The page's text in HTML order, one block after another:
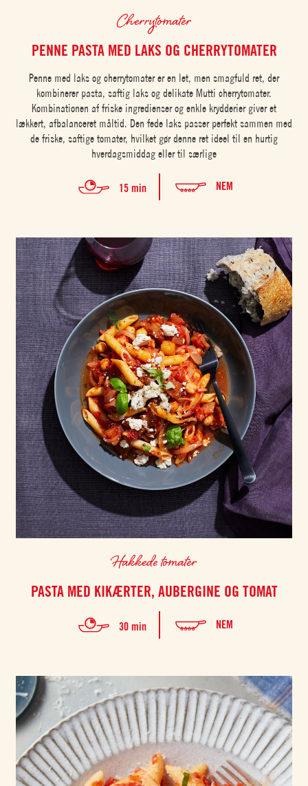
Cherrytomater
PENNE PASTA MED LAKS OG CHERRYTOMATER
Penne med laks og cherrytomater er en let, men smagfuld ret, der
kombinerer pasta, saftig laks og delikate Mutti cherrytomater.
Kombinationen af friske ingredienser og enkle krydderier giver et
lækkert, afbalanceret måltid. Den fede laks passer perfekt sammen med
de friske, saftige tomater, hvilket gør denne ret ideel til en hurtig
hverdagsmiddag eller til særlige
15 min NEM
Hakkede tomater
PASTA MED KIKÆRTER, AUBERGINE OG TOMAT
30 min NEM